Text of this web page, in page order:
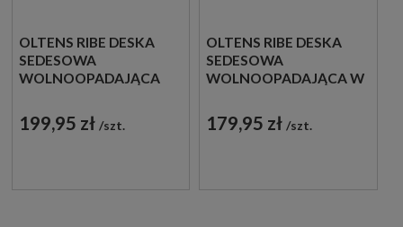
OLTENS RIBE DESKA
SEDESOWA
WOLNOOPADAJĄCA
45108000
199,95 zł szt.
OLTENS RIBE DESKA
SEDESOWA
WOLNOOPADAJĄCA W
TWARDA 45107000
179,95 zł szt.